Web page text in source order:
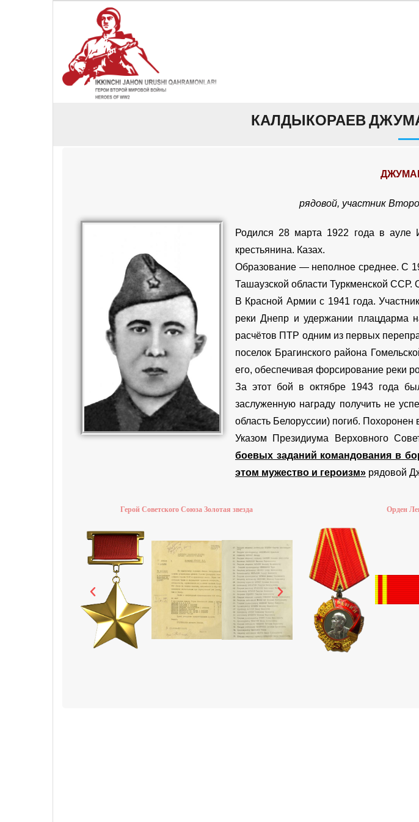
КАЛДЫКОРАЕВ
рядовой, участник
Родился 28 марта 1922 года в ауле
крестьянина. Казах.
Образование — неполное среднее. С
Ташаузской области Туркменской ССР.
В Красной Армии с 1941 года.
реки Днепр и удержании плацдарма
расчётов ПТР одним из первых
поселок Брагинского района
его, обеспечивая форсирование реки
За этот бой в октябре 1943 года
заслуженную награду получить не
область Белоруссии) погиб. Похоронен
Указом
Президиума Верховного
боевых заданий командования в
этом мужество и героизм» рядовой
Герой Советского Союза Золотая звезда Орден